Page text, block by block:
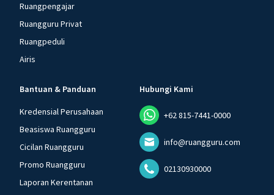
Ruangpengajar
Ruangguru Privat
Ruangpeduli
Airis
Bantuan & Panduan
Kredensial Perusahaan
Beasiswa Ruangguru
Cicilan Ruangguru
Promo Ruangguru
Laporan Kerentanan
Hubungi Kami
+62 815-7441-0000
info@ruangguru.com
02130930000